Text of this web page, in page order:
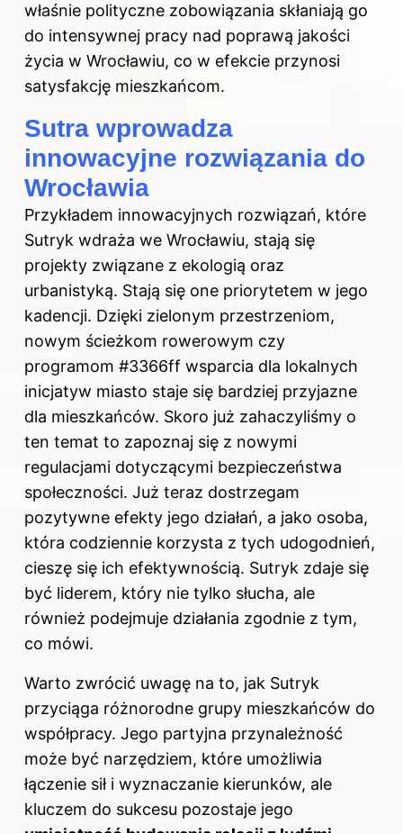
właśnie polityczne zobowiązania skłaniają go
do intensywnej pracy nad poprawą jakości
życia w Wrocławiu, co w efekcie przynosi
satysfakcję mieszkańcom.
Sutra wprowadza
innowacyjne rozwiązania do
Wrocławia
Przykładem innowacyjnych rozwiązań, które
Sutryk wdraża we Wrocławiu, stają się
projekty związane z ekologią oraz
urbanistyką. Stają się one priorytetem w jego
kadencji. Dzięki zielonym przestrzeniom,
nowym ścieżkom rowerowym czy
programom #3366ff wsparcia dla lokalnych
inicjatyw miasto staje się bardziej przyjazne
dla mieszkańców. Skoro już zahaczyliśmy o
ten temat to zapoznaj się z nowymi
regulacjami dotyczącymi bezpieczeństwa
społeczności. Już teraz dostrzegam
pozytywne efekty jego działań, a jako osoba,
która codziennie korzysta z tych udogodnień,
cieszę się ich efektywnością. Sutryk zdaje się
być liderem, który nie tylko słucha, ale
również podejmuje działania zgodnie z tym,
co mówi.
Warto zwrócić uwagę na to, jak Sutryk
przyciąga różnorodne grupy mieszkańców do
współpracy. Jego partyjna przynależność
może być narzędziem, które umożliwia
łączenie sił i wyznaczanie kierunków, ale
kluczem do sukcesu pozostaje jego